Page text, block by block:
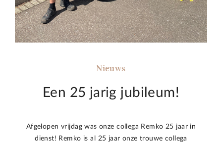
Nieuws
Een 25 jarig jubileum!
Afgelopen vrijdag was onze collega Remko 25 jaar in
dienst! Remko is al 25 jaar onze trouwe collega